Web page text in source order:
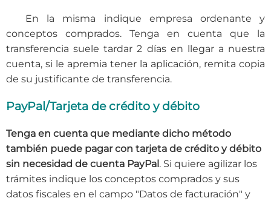
En la misma indique empresa ordenante y
conceptos comprados. Tenga en cuenta que la
transferencia suele tardar 2 días en llegar a nuestra
cuenta, si le apremia tener la aplicación, remita copia
de su justificante de transferencia.
PayPal/Tarjeta de crédito y débito
Tenga en cuenta que mediante dicho método
también puede pagar con tarjeta de crédito y débito
sin necesidad de cuenta PayPal . Si quiere agilizar los
trámites indique los conceptos comprados y sus
datos fiscales en el campo "Datos de facturación" y